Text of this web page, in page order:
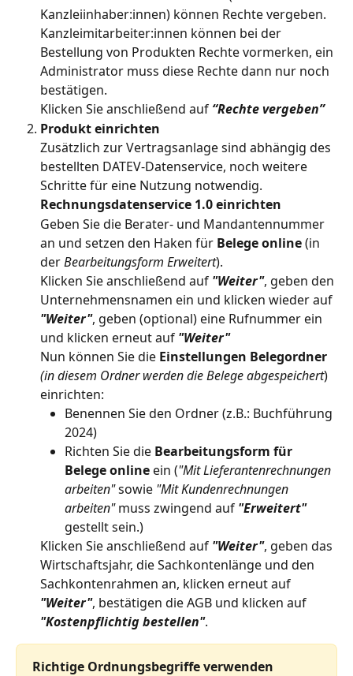
Kanzleiinhaber:innen) können Rechte vergeben.
Kanzleimitarbeiter:innen können bei der
Bestellung von Produkten Rechte vormerken, ein
Administrator muss diese Rechte dann nur noch
bestätigen.
Klicken Sie anschließend auf “Rechte vergeben”
Produkt einrichten
Zusätzlich zur Vertragsanlage sind abhängig des
bestellten DATEV-Datenservice, noch weitere
Schritte für eine Nutzung notwendig.
Rechnungsdatenservice 1.0 einrichten
Geben Sie die Berater- und Mandantennummer
an und setzen den Haken für Belege online (in
der Bearbeitungsform Erweitert).
Klicken Sie anschließend auf "Weiter", geben den
Unternehmensnamen ein und klicken wieder auf
"Weiter", geben (optional) eine Rufnummer ein
und klicken erneut auf "Weiter"
Nun können Sie die Einstellungen Belegordner
(in diesem Ordner werden die Belege abgespeichert)
einrichten:
Benennen Sie den Ordner (z.B.: Buchführung
2024)
Richten Sie die Bearbeitungsform für
Belege online ein ("Mit Lieferantenrechnungen
arbeiten" sowie "Mit Kundenrechnungen
arbeiten" muss zwingend auf "Erweitert"
gestellt sein.)
Klicken Sie anschließend auf "Weiter", geben das
Wirtschaftsjahr, die Sachkontenlänge und den
Sachkontenrahmen an, klicken erneut auf
"Weiter", bestätigen die AGB und klicken auf
"Kostenpflichtig bestellen".
Richtige Ordnungsbegriffe verwenden